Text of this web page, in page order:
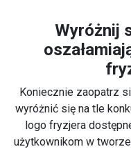
Wyróżnij
Koniecznie zaopatrz
wyróżnić się na tle
logo fryzjera
użytkownikom w